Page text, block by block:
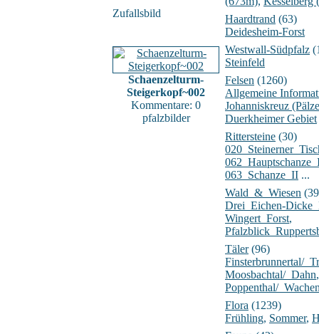
Zufallsbild
Schaenzelturm-
Steigerkopf~002
Kommentare: 0
pfalzbilder
Haardtrand (63)
Deidesheim-Forst
Westwall-Südpfalz
Steinfeld
Felsen (1260)
Allgemeine
Johanniskreuz
Duerkheimer Gebiet
Rittersteine (30)
063_Schanze_II ...
Wald_&_Wiesen
Drei_Eichen-
Wingert_Forst,
Täler(96)
Finsterbrunnertal/
Moosbachtal/_Dahn,
Poppenthal/
Flora (1239)
Frühling, Sommer,